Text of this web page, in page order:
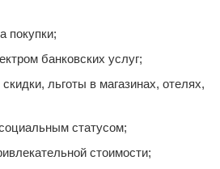
покупки;
банковских услуг;
льготы в магазинах, отелях,
статусом;
стоимости;